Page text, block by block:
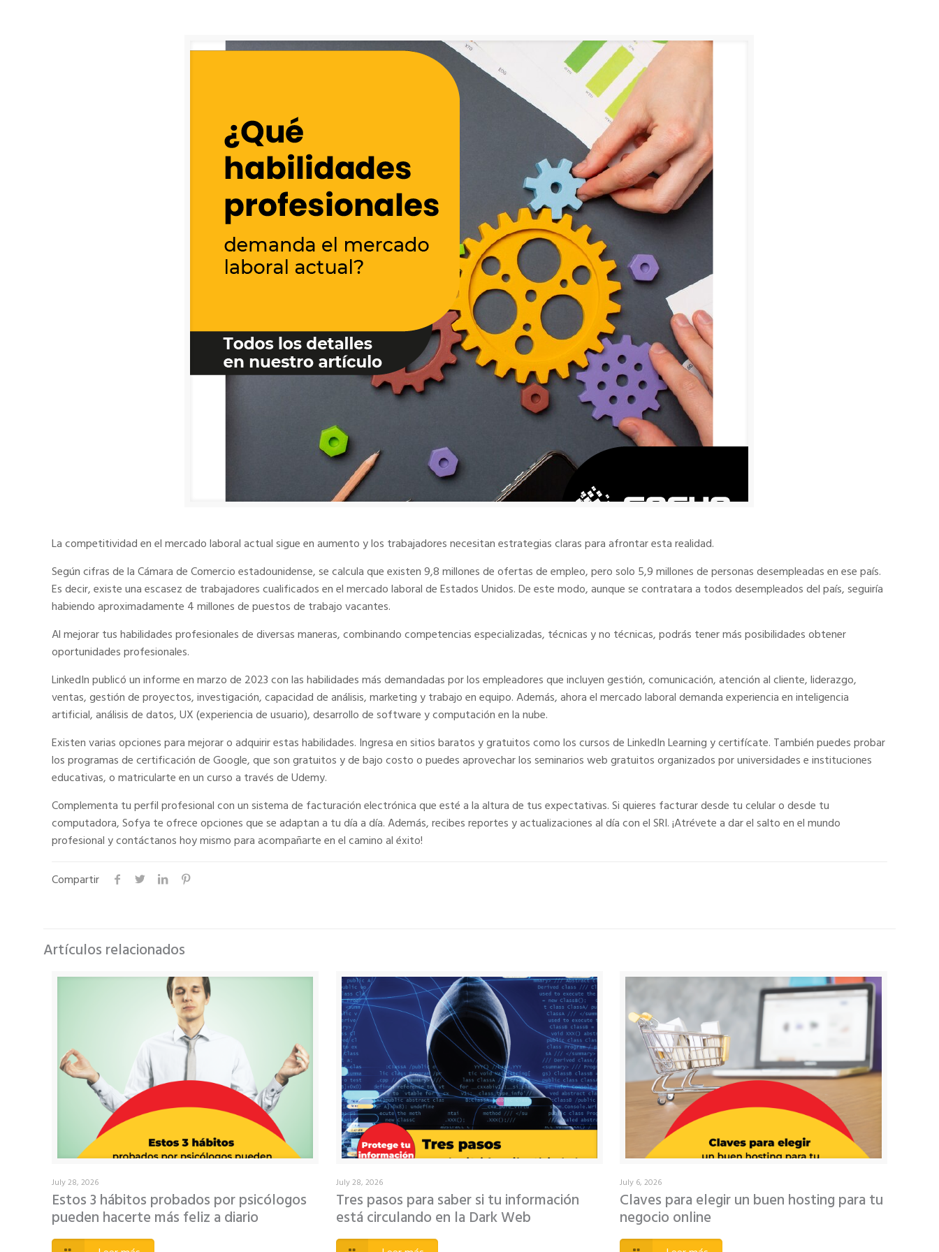
La competitividad en el mercado laboral actual sigue en aumento y los trabajadores necesitan estrategias claras para afrontar esta realidad.
Según cifras de la Cámara de Comercio estadounidense, se calcula que existen 9,8 millones de ofertas de empleo, pero solo 5,9 millones de personas desempleadas en ese país.
Es decir, existe una escasez de trabajadores cualificados en el mercado laboral de Estados Unidos. De este modo, aunque se contratara a todos desempleados del país, seguiría
habiendo aproximadamente 4 millones de puestos de trabajo vacantes.
Al mejorar tus habilidades profesionales de diversas maneras, combinando competencias especializadas, técnicas y no técnicas, podrás tener más posibilidades obtener
oportunidades profesionales.
LinkedIn publicó un informe en marzo de 2023 con las habilidades más demandadas por los empleadores que incluyen gestión, comunicación, atención al cliente, liderazgo,
ventas, gestión de proyectos, investigación, capacidad de análisis, marketing y trabajo en equipo. Además, ahora el mercado laboral demanda experiencia en inteligencia
artificial, análisis de datos, UX (experiencia de usuario), desarrollo de software y computación en la nube.
Existen varias opciones para mejorar o adquirir estas habilidades. Ingresa en sitios baratos y gratuitos como los cursos de LinkedIn Learning y certifícate. También puedes probar
los programas de certificación de Google, que son gratuitos y de bajo costo o puedes aprovechar los seminarios web gratuitos organizados por universidades e instituciones
educativas, o matricularte en un curso a través de Udemy.
Complementa tu perfil profesional con un sistema de facturación electrónica que esté a la altura de tus expectativas. Si quieres facturar desde tu celular o desde tu
computadora, Sofya te ofrece opciones que se adaptan a tu día a día. Además, recibes reportes y actualizaciones al día con el SRI. ¡Atrévete a dar el salto en el mundo
profesional y contáctanos hoy mismo para acompañarte en el camino al éxito!
Compartir
Artículos relacionados
July 28, 2026
Estos 3 hábitos probados por psicólogos
pueden hacerte más feliz a diario
July 28, 2026
Tres pasos para saber si tu información
está circulando en la Dark Web
July 6, 2026
Claves para elegir un buen hosting para tu
negocio online